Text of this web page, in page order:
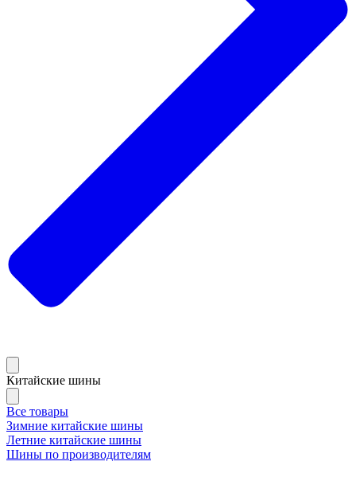
Китайские шины
Все товары
Зимние китайские шины
Летние китайские шины
Шины по производителям